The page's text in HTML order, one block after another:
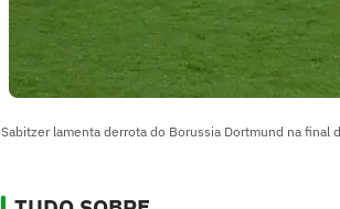
Sabitzer lamenta derrota do Borussia Dortmund na final